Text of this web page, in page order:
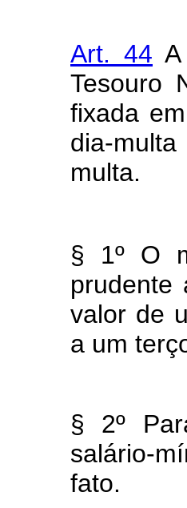
Art. 44
Tesouro
fixada
dia-
multa.
§ 1º O
prudente
valor de
a um
§ 2º
salário-
fato.